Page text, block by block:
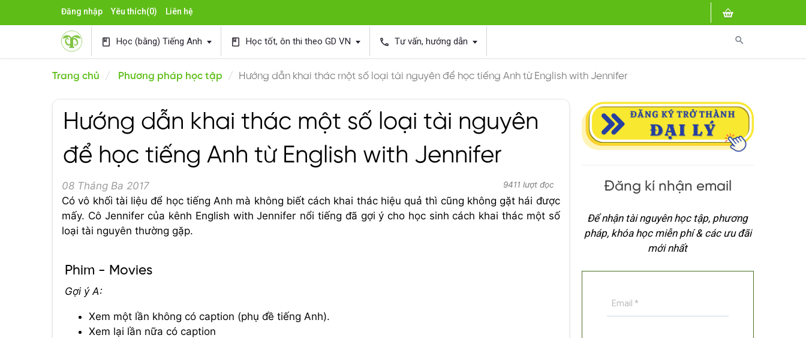
Đăng nhập Yêu thích(0) Liên hệ
search
book Học (bằng) Tiếng Anh book Học tốt, ôn thi theo GD VN phone Tư vấn, hướng dẫn
Trang chủ Phương pháp học tập Hướng dẫn khai thác một số loại tài nguyên để học tiếng Anh từ English with Jennifer
Hướng dẫn khai thác một số loại tài nguyên
để học tiếng Anh từ English with Jennifer
08 Tháng Ba 2017 9411 lượt đọc
Có vô khối tài liệu để học tiếng Anh mà không biết cách khai thác hiệu quả thì cũng không gặt hái được
mấy. Cô Jennifer của kênh English with Jennifer nổi tiếng đã gợi ý cho học sinh cách khai thác một số
loại tài nguyên thường gặp.
Phim - Movies
Gợi ý A:
Xem một lần không có caption (phụ đề tiếng Anh).
Xem lại lần nữa có caption
Đăng kí nhận email
Để nhận tài nguyên học tập, phương
pháp, khóa học miễn phí & các ưu đãi
mới nhất